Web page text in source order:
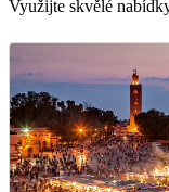
Využijte skvělé